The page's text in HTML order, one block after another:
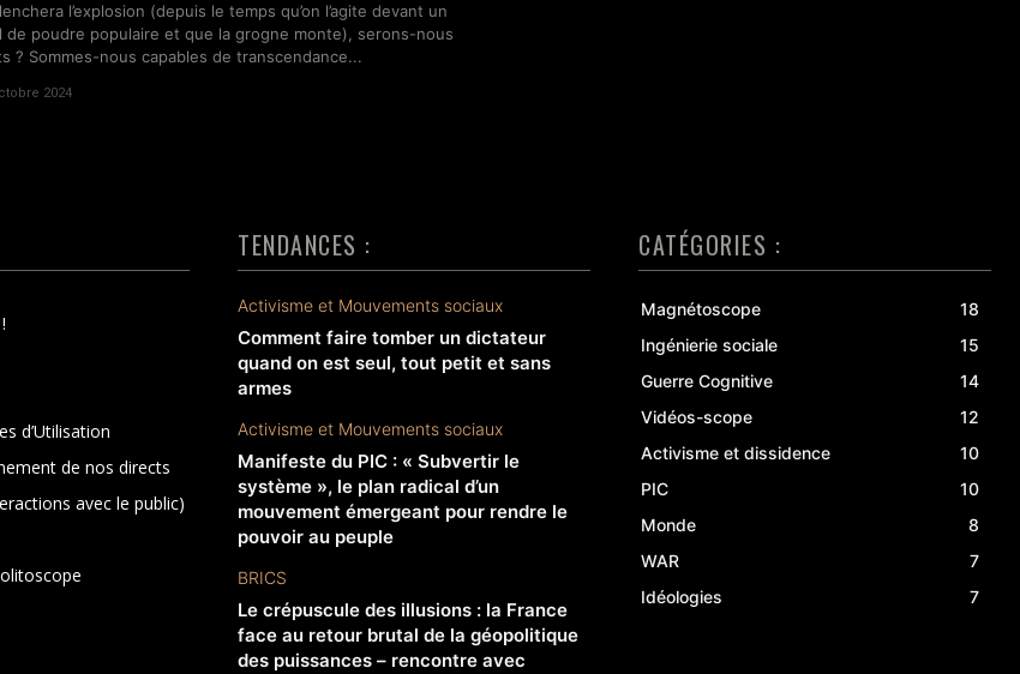
l’explosion (depuis le temps qu’on l’agite devant un
de poudre populaire et que la grogne monte), serons-nous
? Sommes-nous capables de transcendance...
2024
d’Utilisation
de nos directs
avec le public)
TENDANCES :
Activisme et Mouvements sociaux
Comment faire tomber un dictateur
quand on est seul, tout petit et sans
armes
Activisme et Mouvements sociaux
Manifeste du PIC : « Subvertir le
système », le plan radical d’un
mouvement émergeant pour rendre le
pouvoir au peuple
BRICS
Le crépuscule des illusions : la France
face au retour brutal de la géopolitique
des puissances – rencontre avec
CATÉGORIES :
Magnétoscope
18
Ingénierie sociale
15
Guerre Cognitive
14
Vidéos-scope
12
Activisme et dissidence
10
PIC
10
Monde
8
WAR
7
Idéologies
7